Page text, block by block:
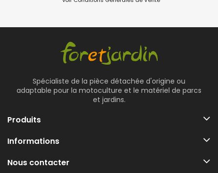
Spécialiste de la pièce détachée d'origine ou
adaptable pour la motoculture et le matériel de parcs
et jardins.
Produits
Informations
Nous contacter